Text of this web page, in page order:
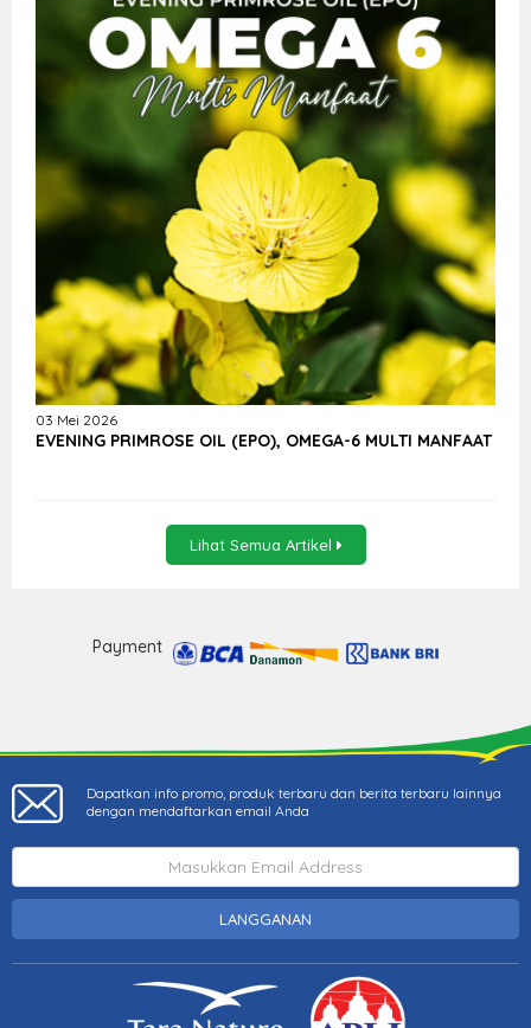
03 Mei 2026
EVENING PRIMROSE OIL (EPO), OMEGA-6 MULTI MANFAAT
Lihat Semua Artikel
Payment
Dapatkan info promo, produk terbaru dan berita terbaru lainnya
dengan mendaftarkan email Anda
LANGGANAN